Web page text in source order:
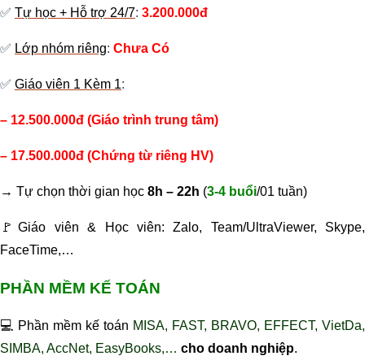
✅ Tự học + Hỗ trợ 24/7: 3.200.000đ
✅ Lớp nhóm riêng: Chưa Có
✅ Giáo viên 1 Kèm 1:
– 12.500.000đ (Giáo trình trung tâm)
– 17.500.000đ (Chứng từ riêng HV)
→ Tự chọn thời gian học 8h – 22h (3-4 buổi/01 tuần)
🚩Giáo viên & Học viên: Zalo, Team/UltraViewer, Skype,
FaceTime,…
PHẦN MỀM KẾ TOÁN
💻 Phần mềm kế toán MISA, FAST, BRAVO, EFFECT, VietDa,
SIMBA, AccNet, EasyBooks,… cho doanh nghiệp.